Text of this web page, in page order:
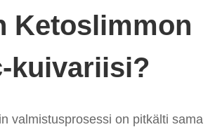
Ketoslimmon
kuivariisi?
valmistusprosessi on pitkälti sama